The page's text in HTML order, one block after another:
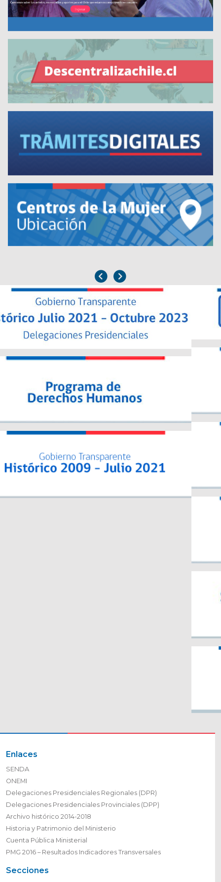
Enlaces
SENDA
ONEMI
Delegaciones Presidenciales Regionales (DPR)
Archivo histórico 2014-2018